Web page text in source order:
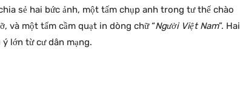
sẻ hai bức ảnh, một tấm chụp anh trong tư thế chào
và một tấm cầm quạt in dòng chữ “Người Việt Nam”. Hai
lớn từ cư dân mạng.